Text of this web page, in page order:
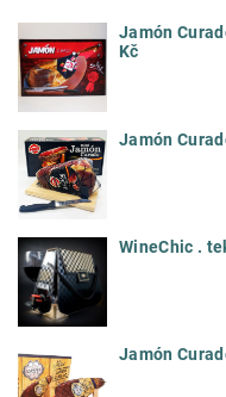
Jamón
Kč
Jamón
WineChic .
Jamón